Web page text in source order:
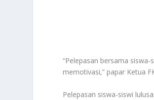
“Pelepasan bersama
memotivasi,” papar Ketua
Pelepasan siswa-siswi